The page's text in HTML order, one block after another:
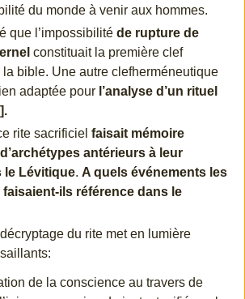
du monde à venir aux hommes.
que l’impossibilité de rupture de
constituait la première clef
bible. Une autre clefherméneutique
adaptée pour l’analyse d’un rituel
rite sacrificiel faisait mémoire
antérieurs à leur
le Lévitique. A quels événements les
ils référence dans le
du rite met en lumière
de la conscience au travers de